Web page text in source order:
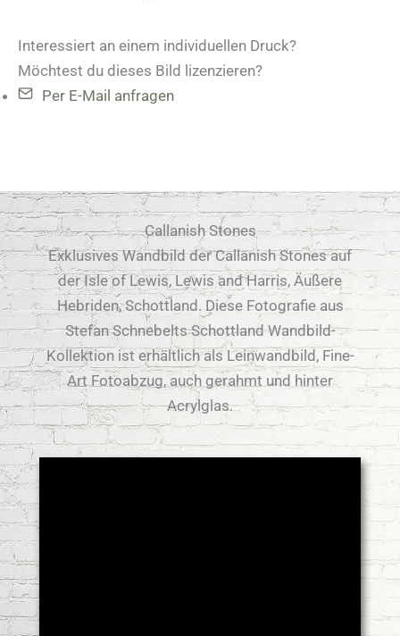
Interessiert an einem individuellen Druck?
Möchtest du dieses Bild lizenzieren?
Per E-Mail anfragen
Callanish Stones
Exklusives Wandbild der Callanish Stones auf
der Isle of Lewis, Lewis and Harris, Äußere
Hebriden, Schottland. Diese Fotografie aus
Stefan Schnebelts Schottland Wandbild-
Kollektion ist erhältlich als Leinwandbild, Fine-
Art Fotoabzug, auch gerahmt und hinter
Acrylglas.